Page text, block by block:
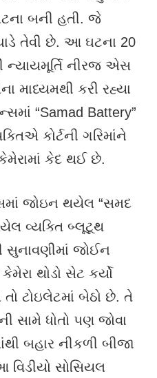
બની હતી. જે
તેવી છે. આ ઘટના 20
નીરજ એસ
માધ્યમથી કરી રહ્યા
“Samad Battery”
કોર્ટની ગરિમાંને
કેમેરામાં કેદ થઈ છે.
જોઇન થયેલ “સમદ
વ્યક્તિ બ્લૂટૂથ
સુનાવણીમાં જોઈન
થોડો સેટ કર્યો
ટોઇલેટમાં બેઠો છે. તે
સામે ધોતો પણ જોવા
બહાર નીકળી બીજા
સોસિયલ